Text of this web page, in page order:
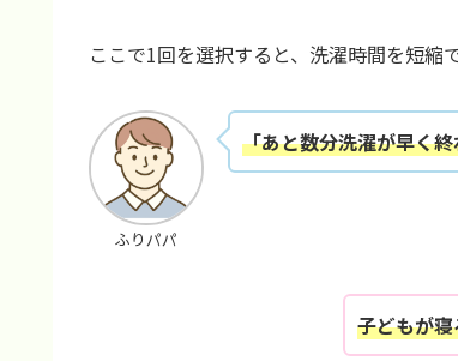
ここで1回を選択すると、洗濯時間を短縮
ふりパパ
「あと数分洗濯が早く
子どもが